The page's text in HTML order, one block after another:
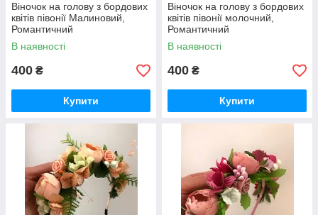
Віночок на голову з бордових
квітів півонії Малиновий,
Романтичний
В наявності
400 ₴
Купити
Віночок на голову з бордових
квітів півонії молочний,
Романтичний
В наявності
400 ₴
Купити